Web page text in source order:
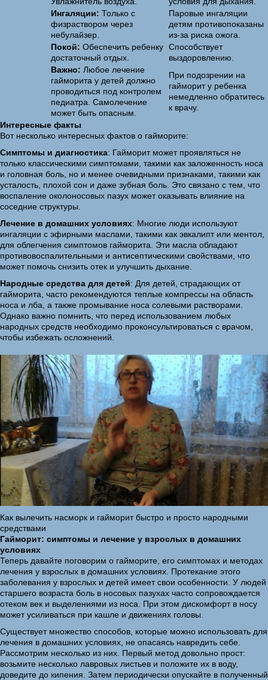
Ингаляции: Только с
физраствором через
небулайзер.
Паровые ингаляции
детям противопоказаны
из-за риска ожога.
Покой: Обеспечить ребенку
достаточный отдых.
Способствует
выздоровлению.
Важно: Любое лечение
гайморита у детей должно
проводиться под контролем
педиатра. Самолечение
может быть опасным.
При подозрении на
гайморит у ребенка
немедленно обратитесь
к врачу.
Интересные факты
Вот несколько интересных фактов о гайморите:
Симптомы и диагностика: Гайморит может проявляться не
только классическими симптомами, такими как заложенность носа
и головная боль, но и менее очевидными признаками, такими как
усталость, плохой сон и даже зубная боль. Это связано с тем, что
воспаление околоносовых пазух может оказывать влияние на
соседние структуры.
Лечение в домашних условиях: Многие люди используют
ингаляции с эфирными маслами, такими как эвкалипт или ментол,
для облегчения симптомов гайморита. Эти масла обладают
противовоспалительными и антисептическими свойствами, что
может помочь снизить отек и улучшить дыхание.
Народные средства для детей: Для детей, страдающих от
гайморита, часто рекомендуются теплые компрессы на область
носа и лба, а также промывание носа солевыми растворами.
Однако важно помнить, что перед использованием любых
народных средств необходимо проконсультироваться с врачом,
чтобы избежать осложнений.
Как вылечить насморк и гайморит быстро и просто народными
средствами
Гайморит: симптомы и лечение у взрослых в домашних
условиях
Теперь давайте поговорим о гайморите, его симптомах и методах
лечения у взрослых в домашних условиях. Протекание этого
заболевания у взрослых и детей имеет свои особенности. У людей
старшего возраста боль в носовых пазухах часто сопровождается
отеком век и выделениями из носа. При этом дискомфорт в носу
может усиливаться при кашле и движениях головы.
Существует множество способов, которые можно использовать для
лечения в домашних условиях, не опасаясь навредить себе.
Рассмотрим несколько из них. Первый метод довольно прост:
возьмите несколько лавровых листьев и положите их в воду,
доведите до кипения. Затем периодически опускайте в полученный